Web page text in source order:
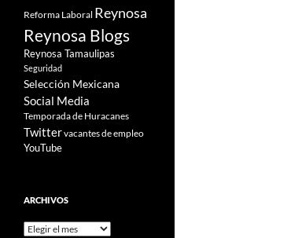
Reforma Laboral Reynosa
Reynosa Blogs
Reynosa Tamaulipas
Seguridad
Selección Mexicana
Social Media
Temporada de Huracanes
Twittervacantes de empleo
YouTube
ARCHIVOS
Archivos